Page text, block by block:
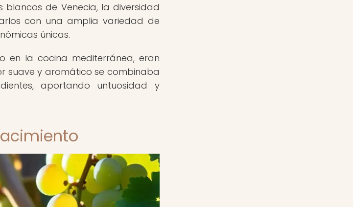
blancos de Venecia, la diversidad
con una amplia variedad de
únicas.
en la cocina mediterránea, eran
suave y aromático se combinaba
aportando untuosidad y